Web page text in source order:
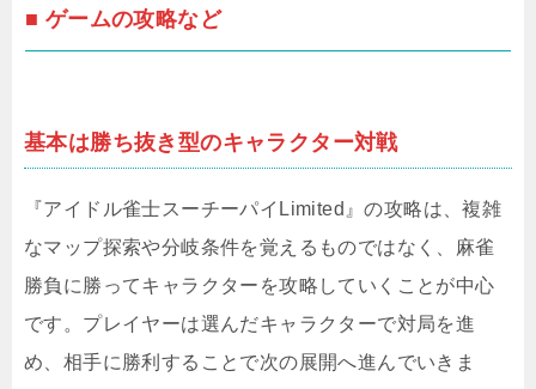
■ ゲームの攻略など
基本は勝ち抜き型のキャラクター対戦
『アイドル雀士スーチーパイLimited』の攻略は、複雑
なマップ探索や分岐条件を覚えるものではなく、麻雀
勝負に勝ってキャラクターを攻略していくことが中心
です。プレイヤーは選んだキャラクターで対局を進
め、相手に勝利することで次の展開へ進んでいきま